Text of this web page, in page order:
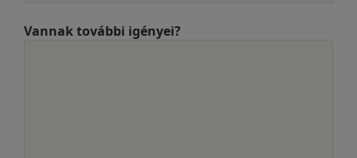
Vannak további igényei?